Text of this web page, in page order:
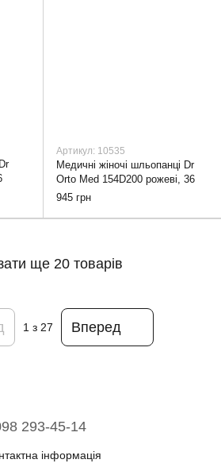
Артикул: 10535
Медичні жіночі шльопанці Dr
Orto Med 154D200 рожеві, 36
945 грн
ще 20 товарів
1з 27 Вперед
293-45-14
інформація